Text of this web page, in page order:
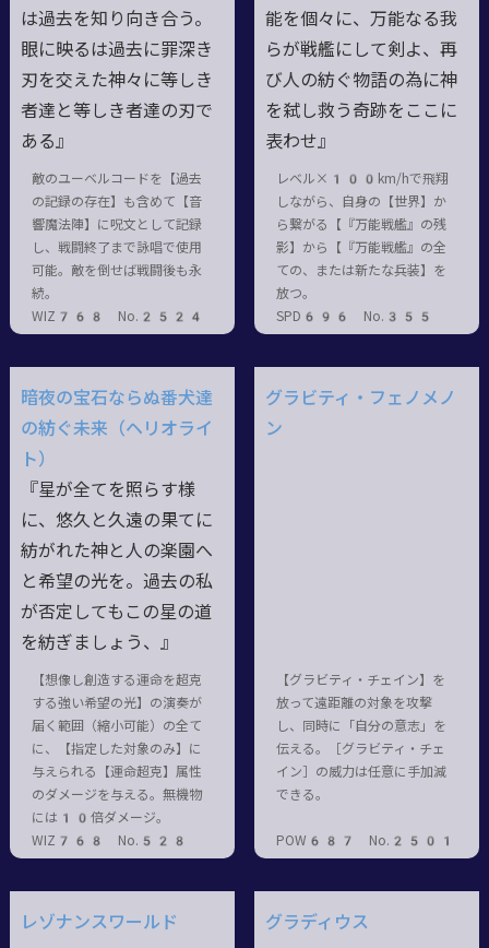
は過去を知り向き合う。
眼に映るは過去に罪深き
刃を交えた神々に等しき
者達と等しき者達の刃で
ある』
敵のユーベルコードを【過去
の記録の存在】も含めて【音
響魔法陣】に呪文として記録
し、戦闘終了まで詠唱で使用
可能。敵を倒せば戦闘後も永
続。
WIZ768 No.2524
能を個々に、万能なる我
らが戦艦にして剣よ、再
び人の紡ぐ物語の為に神
を弑し救う奇跡をここに
表わせ』
レベル×100km/hで飛翔
しながら、自身の【世界】か
ら繋がる【『万能戦艦』の残
影】から【『万能戦艦』の全
ての、または新たな兵装】を
放つ。
SPD696 No.355
暗夜の宝石ならぬ番犬達
の紡ぐ未来（ヘリオライ
ト）
『星が全てを照らす様
に、悠久と久遠の果てに
紡がれた神と人の楽園へ
と希望の光を。過去の私
が否定してもこの星の道
を紡ぎましょう、』
【想像し創造する運命を超克
する強い希望の光】の演奏が
届く範囲（縮小可能）の全て
に、【指定した対象のみ】に
与えられる【運命超克】属性
のダメージを与える。無機物
には10倍ダメージ。
WIZ768 No.528
グラビティ・フェノメノ
ン
【グラビティ・チェイン】を
放って遠距離の対象を攻撃
し、同時に「自分の意志」を
伝える。［グラビティ・チェ
イン］の威力は任意に手加減
できる。
POW687 No.2501
レゾナンスワールド グラディウス